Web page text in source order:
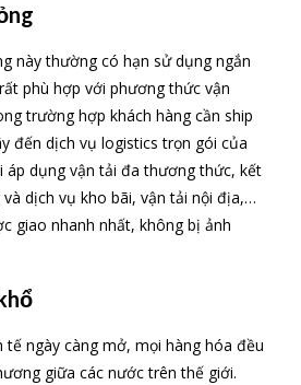
này thường có hạn sử dụng ngắn
phù hợp với phương thức vận
trường hợp khách hàng cần ship
đến dịch vụ logistics trọn gói của
áp dụng vận tải đa thương thức, kết
dịch vụ kho bãi, vận tải nội địa,…
giao nhanh nhất, không bị ảnh
tế ngày càng mở, mọi hàng hóa đều
giữa các nước trên thế giới.